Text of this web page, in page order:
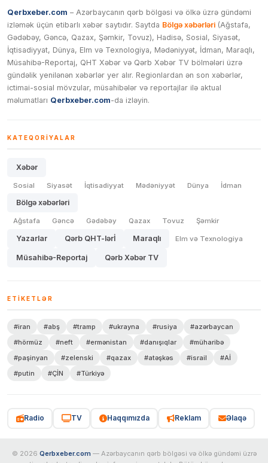
Qerbxeber.com – Azərbaycanın qərb bölgəsi və ölkə üzrə gündəmi
izləmək üçün etibarlı xəbər saytıdır. Saytda Bölgə xəbərləri (Ağstafa,
Gədəbəy, Gəncə, Qazax, Şəmkir, Tovuz), Hadisə, Sosial, Siyasət,
İqtisadiyyat, Dünya, Elm və Texnologiya, Mədəniyyət, İdman, Maraqlı,
Müsahibə-Reportaj, QHT Xəbər və Qərb Xəbər TV bölmələri üzrə
gündəlik yenilənən xəbərlər yer alır. Regionlardan ən son xəbərlər,
ictimai-sosial mövzular, müsahibələr və reportajlar ilə aktual
məlumatları Qerbxeber.com-da izləyin.
KATEQORIYALAR
Xəbər
Sosial Siyasət İqtisadiyyat Mədəniyyət Dünya İdman
Bölgə xəbərləri
Ağstafa Gəncə Gədəbəy Qazax Tovuz Şəmkir
Yazarlar Qərb QHT-lərİ Maraqlı Elm və Texnologiya
Müsahibə-Reportaj Qərb Xəbər TV
ETIKETLƏR
#iran #abş #tramp #ukrayna #rusiya
#azərbaycan
#hörmüz
#neft #ermənistan #danışıqlar
#müharibə
#paşinyan
#zelenski #qazax #atəşkəs #israil
#Aİ
#putin
#ÇİN #Türkiyə
Radio TV Haqqımızda Reklam Əlaqə
© 2026 Qerbxeber.com — Azərbaycanın qərb bölgəsi və ölkə gündəmi üzrə